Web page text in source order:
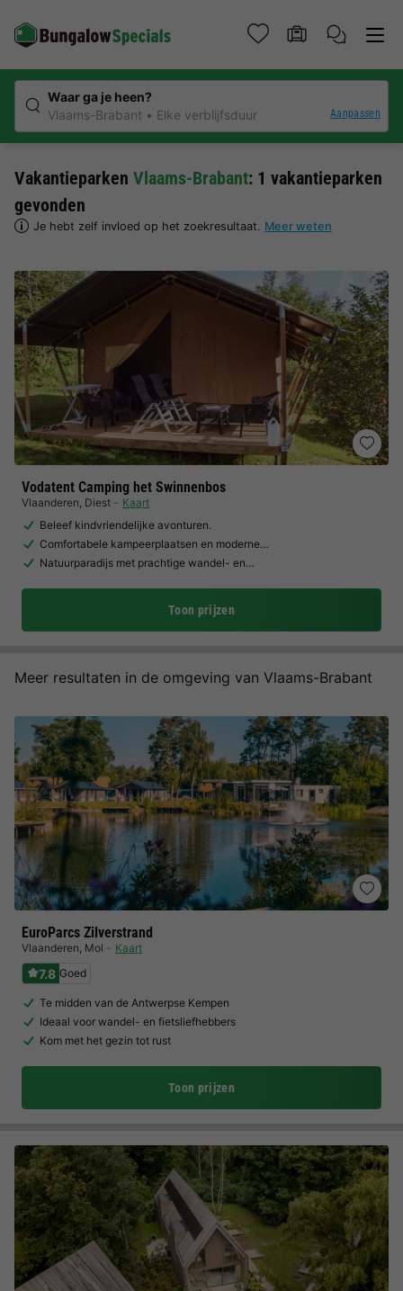
Waar ga je heen?
Vlaams-Brabant
Elke verblijfsduur Aanpassen
Vakantieparken Vlaams-Brabant: 1 vakantieparken
gevonden
Je hebt zelf invloed op het zoekresultaat. Meer weten
Vodatent Camping het Swinnenbos
Vlaanderen, Diest
Kaart
Beleef kindvriendelijke avonturen.
Comfortabele kampeerplaatsen en moderne…
Natuurparadijs met prachtige wandel- en…
Toon prijzen
Meer resultaten in de omgeving van Vlaams-Brabant
EuroParcs Zilverstrand
Vlaanderen, Mol Kaart
7.8 Goed
Te midden van de Antwerpse Kempen
Ideaal voor wandel- en fietsliefhebbers
Kom met het gezin tot rust
Toon prijzen